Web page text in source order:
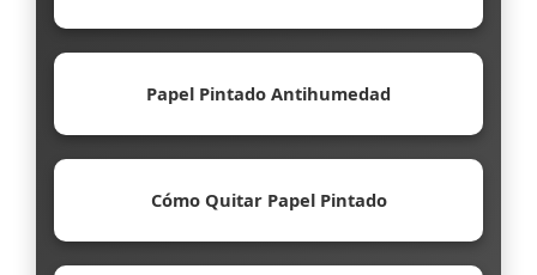
Papel Pintado Antihumedad
Cómo Quitar Papel Pintado